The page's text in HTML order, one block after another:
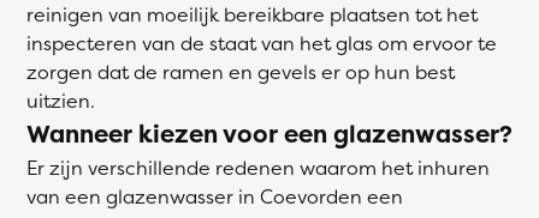
reinigen van moeilijk bereikbare plaatsen tot het
inspecteren van de staat van het glas om ervoor te
zorgen dat de ramen en gevels er op hun best
uitzien.
Wanneer kiezen voor een glazenwasser?
Er zijn verschillende redenen waarom het inhuren
van een glazenwasser in Coevorden een